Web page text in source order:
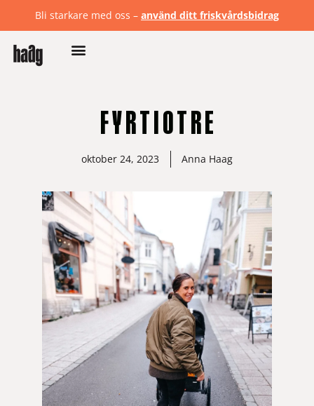
Bli starkare med oss – använd ditt friskvårdsbidrag
F Y R T I O T R E
oktober 24, 2023 Anna Haag